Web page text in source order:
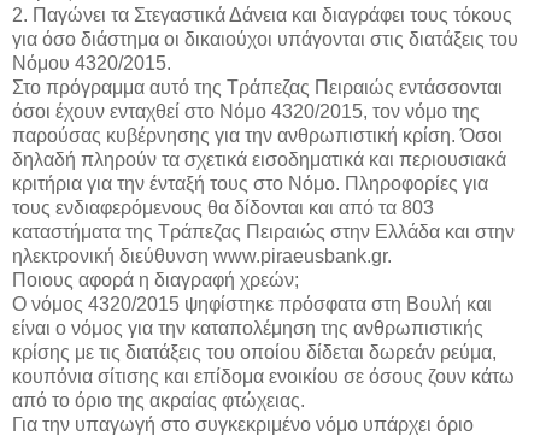
2. Παγώνει τα Στεγαστικά Δάνεια και διαγράφει τους τόκους
για όσο διάστημα οι δικαιούχοι υπάγονται στις διατάξεις του
Νόμου 4320/2015.
Στο πρόγραμμα αυτό της Τράπεζας Πειραιώς εντάσσονται
όσοι έχουν ενταχθεί στο Νόμο 4320/2015, τον νόμο της
παρούσας κυβέρνησης για την ανθρωπιστική κρίση. Όσοι
δηλαδή πληρούν τα σχετικά εισοδηματικά και περιουσιακά
κριτήρια για την ένταξή τους στο Νόμο. Πληροφορίες για
τους ενδιαφερόμενους θα δίδονται και από τα 803
καταστήματα της Τράπεζας Πειραιώς στην Ελλάδα και στην
ηλεκτρονική διεύθυνση www.piraeusbank.gr.
Ποιους αφορά η διαγραφή χρεών;
Ο νόμος 4320/2015 ψηφίστηκε πρόσφατα στη Βουλή και
είναι ο νόμος για την καταπολέμηση της ανθρωπιστικής
κρίσης με τις διατάξεις του οποίου δίδεται δωρεάν ρεύμα,
κουπόνια σίτισης και επίδομα ενοικίου σε όσους ζουν κάτω
από το όριο της ακραίας φτώχειας.
Για την υπαγωγή στο συγκεκριμένο νόμο υπάρχει όριο